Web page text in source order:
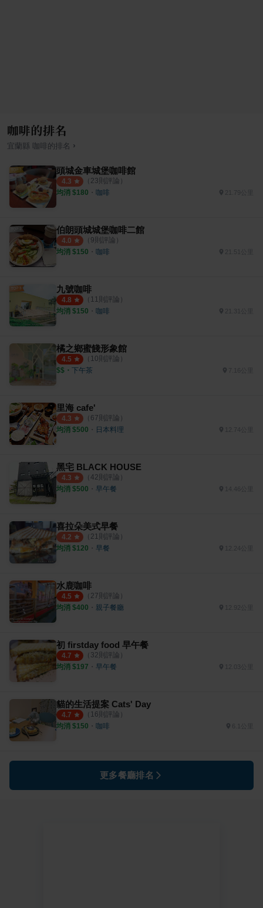
咖啡的排名
宜蘭縣 咖啡 的排名 ›
頭城金車城堡咖啡館
4.3 （ 23則評論）
均消 $180 ・ 咖啡
伯朗頭城城堡咖啡二館
4.0 （ 9則評論）
均消 $150 ・ 咖啡 21.51公里
九號咖啡
4.8 （ 11 則評論）
均消 $150 ・ 咖啡
橘之鄉蜜餞形象館
4.5 （ 10則評論）
$$ ・ 下午茶
里海 cafe'
4.3 （ 67則評論）
均消 $500 ・ 日本料理 12.74公里
黑宅 BLACK HOUSE
4.3 （ 42則評論）
均消 $500 ・ 早午餐 14.46公里
喜拉朵美式早餐
4.2 （ 21 則評論）
均消 $120 ・ 早餐 12.24公里
水鹿咖啡
4.5 （ 27則評論）
均消 $400 ・ 親子餐廳
初 firstday food 早午餐
4.7 （ 32則評論）
均消 $197 ・ 早午餐
貓的生活提案 Cats' Day
4.7 （ 16則評論）
均消 $150 ・ 咖啡
更多餐廳排名